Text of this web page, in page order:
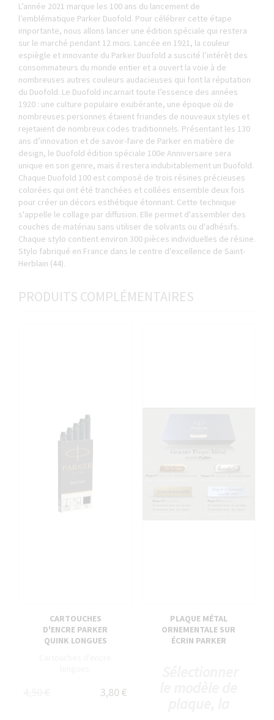
L’année 2021 marque les 100 ans du lancement de
l’emblématique Parker Duofold. Pour célébrer cette étape
importante, nous allons lancer une édition spéciale qui restera
sur le marché pendant 12 mois. Lancée en 1921, la couleur
espiègle et innovante du Parker Duofold a suscité l’intérêt des
consommateurs du monde entier et a ouvert la voie à de
nombreuses autres couleurs audacieuses qui font la réputation
du Duofold. Le Duofold incarnait toute l’essence des années
1920 : une culture populaire exubérante, une époque où de
nombreuses personnes étaient friandes de nouveaux styles et
rejetaient de nombreux codes traditionnels. Présentant les 130
ans d’innovation et de savoir-faire de Parker en matière de
design, le Duofold édition spéciale 100e Anniversaire sera
unique en son genre, mais il restera indubitablement un Duofold.
Chaque Duofold 100 est composé de trois résines précieuses
colorées qui ont été tranchées et collées ensemble deux fois
pour créer un décors esthétique étonnant. Cette technique
s'appelle le collage par diffusion. Elle permet d'assembler des
couches de matériau sans utiliser de solvants ou d'adhésifs.
Chaque stylo contient environ 300 pièces individuelles de résine.
Stylo fabriqué en France dans le centre d'excellence de Saint-
Herblain (44).
PRODUITS COMPLÉMENTAIRES
CARTOUCHES
D'ENCRE PARKER
QUINK LONGUES
3,80 €
PLAQUE MÉTAL
ORNEMENTALE SUR
ÉCRIN PARKER